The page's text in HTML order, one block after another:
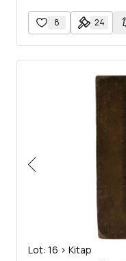
8 24
Lot: 16 > Kitap